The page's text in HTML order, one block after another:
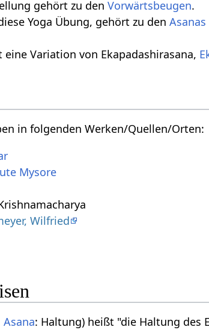
gehört zu denVorwärtsbeugen.
Yoga Übung, gehört zu den
Variation von Ekapadashirasana,
in folgenden Werken/Quellen/Orten:
Mysore
Wilfried
Asana: Haltung) heißt "die Haltung des